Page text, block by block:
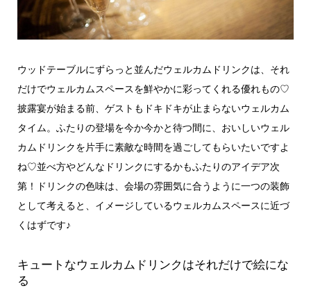
ウッドテーブルにずらっと並んだウェルカムドリンクは、それ
だけでウェルカムスペースを鮮やかに彩ってくれる優れもの♡
披露宴が始まる前、ゲストもドキドキが止まらないウェルカム
タイム。ふたりの登場を今か今かと待つ間に、おいしいウェル
カムドリンクを片手に素敵な時間を過ごしてもらいたいですよ
ね♡並べ方やどんなドリンクにするかもふたりのアイデア次
第！ドリンクの色味は、会場の雰囲気に合うように一つの装飾
として考えると、イメージしているウェルカムスペースに近づ
くはずです♪
キュートなウェルカムドリンクはそれだけで絵にな
る